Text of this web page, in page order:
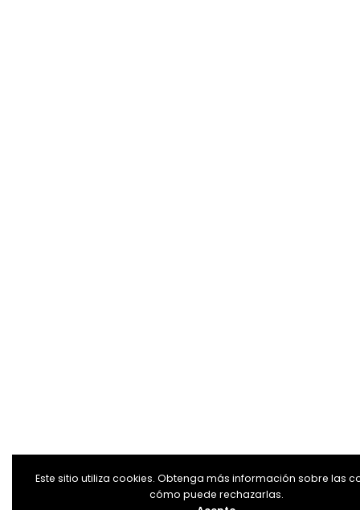
Este sitio utiliza cookies. Obtenga más información sobre las
cómo puede rechazarlas.